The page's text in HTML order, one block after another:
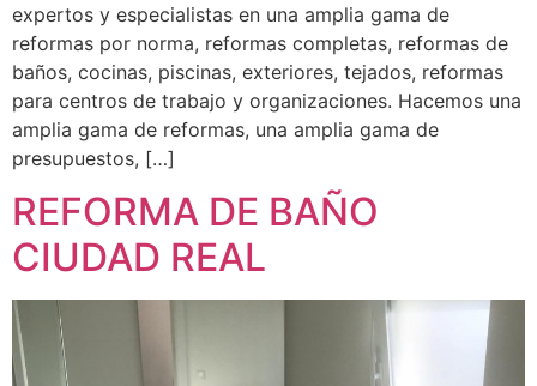
expertos y especialistas en una amplia gama de
reformas por norma, reformas completas, reformas de
baños, cocinas, piscinas, exteriores, tejados, reformas
para centros de trabajo y organizaciones. Hacemos una
amplia gama de reformas, una amplia gama de
presupuestos, […]
REFORMA DE BAÑO
CIUDAD REAL